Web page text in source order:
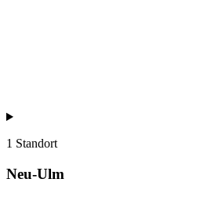
1 Standort
Neu-Ulm